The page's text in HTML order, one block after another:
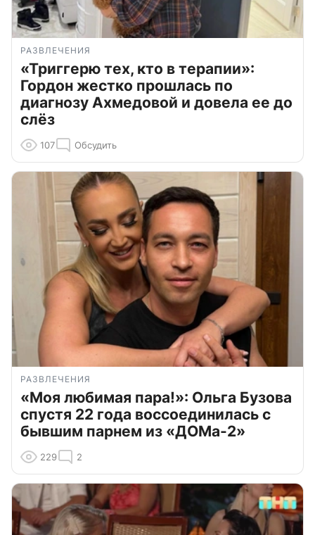
РАЗВЛЕЧЕНИЯ
«Триггерю тех, кто в терапии»:
Гордон жестко прошлась по
диагнозу Ахмедовой и довела ее до
слёз
107 Обсудить
РАЗВЛЕЧЕНИЯ
«Моя любимая пара!»: Ольга Бузова
спустя 22 года воссоединилась с
бывшим парнем из «ДОМа-2»
229 2